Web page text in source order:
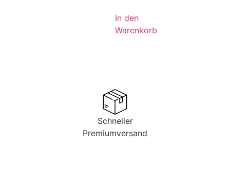
In den
Warenkorb
Schneller
Premiumversand